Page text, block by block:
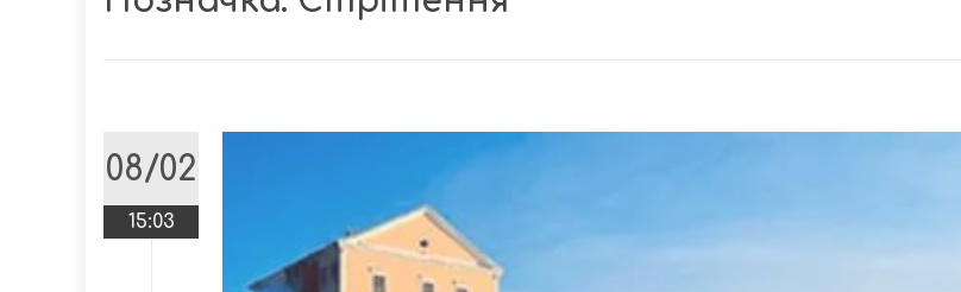
08/02
15:03